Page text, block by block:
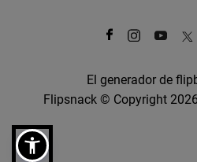
El generador de
Flipsnack © Copyright